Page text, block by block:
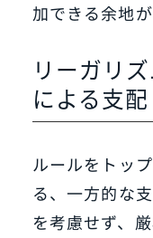
加できる余地
リーガリ
による支配
ルールをトッ
る、一方的な
を考慮せず、